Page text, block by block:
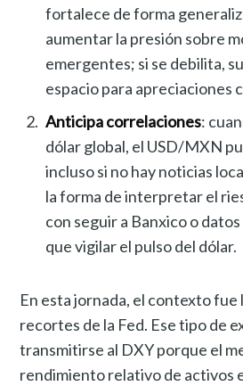
fortalece de forma
aumentar la presión sobre
emergentes; si se debilita,
espacio para apreciaciones
Anticipa correlaciones:
dólar global, el USD/MXN
incluso si no hay noticias
la forma de interpretar el
con seguir a Banxico o
que vigilar el pulso del dólar.
En esta jornada, el contexto fue
recortes de la Fed. Ese tipo de
transmitirse al DXY porque el
rendimiento relativo de activos